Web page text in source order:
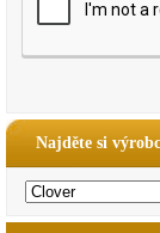
Najděte si